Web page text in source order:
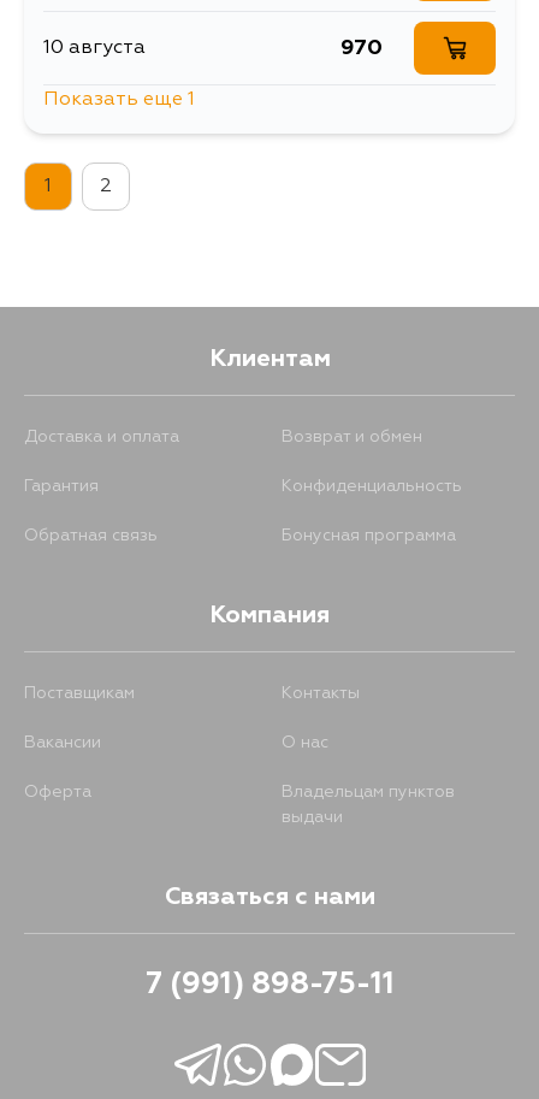
10 августа 970
Показать еще 1
1 2
Клиентам
Доставка и оплата Возврат и обмен
Гарантия Конфиденциальность
Обратная связь Бонусная программа
Компания
Поставщикам Контакты
Вакансии О нас
Оферта
Владельцам пунктов
выдачи
Связаться с нами
7 (991) 898-75-11